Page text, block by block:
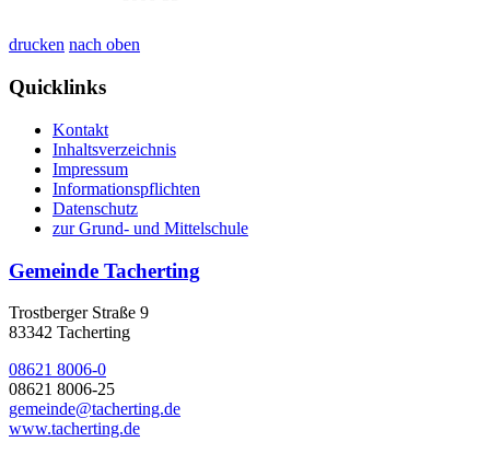
drucken nach oben
Quicklinks
Kontakt
Inhaltsverzeichnis
Impressum
Informationspflichten
Datenschutz
zur Grund- und Mittelschule
Gemeinde Tacherting
Trostberger Straße 9
83342 Tacherting
08621 8006-0
08621 8006-25
gemeinde@tacherting.de
www.tacherting.de